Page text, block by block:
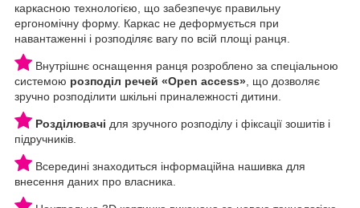
каркасною технологією, що забезпечує правильну
ергономічну форму. Каркас не деформується при
навантаженні і розподіляє вагу по всій площі ранця.
Внутрішнє оснащення ранця розроблено за спеціальною
системою розподіл речей «Open access» , що дозволяє
зручно розподілити шкільні приналежності дитини.
Розділювачі для зручного розподілу і фіксації зошитів і
підручників.
Всередині знаходиться інформаційна нашивка для
внесення даних про власника.